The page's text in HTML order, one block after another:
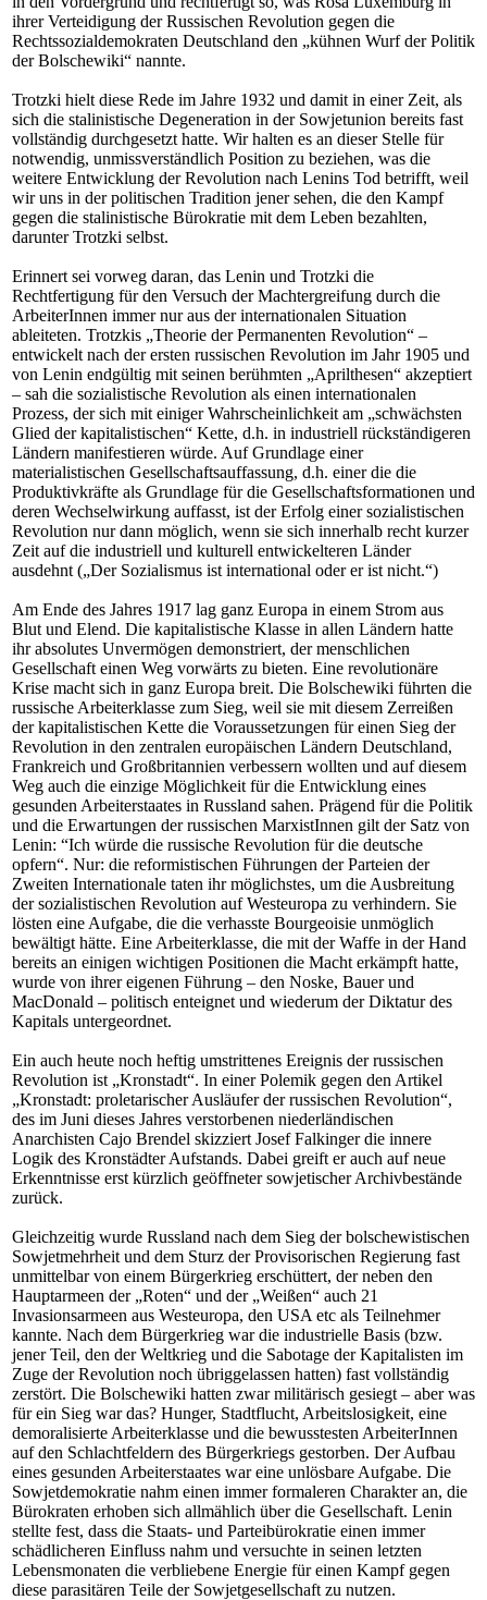
ihrer Verteidigung der Russischen Revolution gegen die
Rechtssozialdemokraten Deutschland den „kühnen Wurf der Politik
der Bolschewiki“ nannte.
Trotzki hielt diese Rede im Jahre 1932 und damit in einer Zeit, als
sich die stalinistische Degeneration in der Sowjetunion bereits fast
vollständig durchgesetzt hatte. Wir halten es an dieser Stelle für
notwendig, unmissverständlich Position zu beziehen, was die
weitere Entwicklung der Revolution nach Lenins Tod betrifft, weil
wir uns in der politischen Tradition jener sehen, die den Kampf
gegen die stalinistische Bürokratie mit dem Leben bezahlten,
darunter Trotzki selbst.
Erinnert sei vorweg daran, das Lenin und Trotzki die
Rechtfertigung für den Versuch der Machtergreifung durch die
ArbeiterInnen immer nur aus der internationalen Situation
ableiteten. Trotzkis „Theorie der Permanenten Revolution“ –
entwickelt nach der ersten russischen Revolution im Jahr 1905 und
von Lenin endgültig mit seinen berühmten „Aprilthesen“ akzeptiert
– sah die sozialistische Revolution als einen internationalen
Prozess, der sich mit einiger Wahrscheinlichkeit am „schwächsten
Glied der kapitalistischen“ Kette, d.h. in industriell rückständigeren
Ländern manifestieren würde. Auf Grundlage einer
materialistischen Gesellschaftsauffassung, d.h. einer die die
Produktivkräfte als Grundlage für die Gesellschaftsformationen und
deren Wechselwirkung auffasst, ist der Erfolg einer sozialistischen
Revolution nur dann möglich, wenn sie sich innerhalb recht kurzer
Zeit auf die industriell und kulturell entwickelteren Länder
ausdehnt („Der Sozialismus ist international oder er ist nicht.“)
Am Ende des Jahres 1917 lag ganz Europa in einem Strom aus
Blut und Elend. Die kapitalistische Klasse in allen Ländern hatte
ihr absolutes Unvermögen demonstriert, der menschlichen
Gesellschaft einen Weg vorwärts zu bieten. Eine revolutionäre
Krise macht sich in ganz Europa breit. Die Bolschewiki führten die
russische Arbeiterklasse zum Sieg, weil sie mit diesem Zerreißen
der kapitalistischen Kette die Voraussetzungen für einen Sieg der
Revolution in den zentralen europäischen Ländern Deutschland,
Frankreich und Großbritannien verbessern wollten und auf diesem
Weg auch die einzige Möglichkeit für die Entwicklung eines
gesunden Arbeiterstaates in Russland sahen. Prägend für die Politik
und die Erwartungen der russischen MarxistInnen gilt der Satz von
Lenin: “Ich würde die russische Revolution für die deutsche
opfern“. Nur: die reformistischen Führungen der Parteien der
Zweiten Internationale taten ihr möglichstes, um die Ausbreitung
der sozialistischen Revolution auf Westeuropa zu verhindern. Sie
lösten eine Aufgabe, die die verhasste Bourgeoisie unmöglich
bewältigt hätte. Eine Arbeiterklasse, die mit der Waffe in der Hand
bereits an einigen wichtigen Positionen die Macht erkämpft hatte,
wurde von ihrer eigenen Führung – den Noske, Bauer und
MacDonald – politisch enteignet und wiederum der Diktatur des
Kapitals untergeordnet.
Ein auch heute noch heftig umstrittenes Ereignis der russischen
Revolution ist „Kronstadt“. In einer Polemik gegen den Artikel
„Kronstadt: proletarischer Ausläufer der russischen Revolution“,
des im Juni dieses Jahres verstorbenen niederländischen
Anarchisten Cajo Brendel skizziert Josef Falkinger die innere
Logik des Kronstädter Aufstands. Dabei greift er auch auf neue
Erkenntnisse erst kürzlich geöffneter sowjetischer Archivbestände
zurück.
Gleichzeitig wurde Russland nach dem Sieg der bolschewistischen
Sowjetmehrheit und dem Sturz der Provisorischen Regierung fast
unmittelbar von einem Bürgerkrieg erschüttert, der neben den
Hauptarmeen der „Roten“ und der „Weißen“ auch 21
Invasionsarmeen aus Westeuropa, den USA etc als Teilnehmer
kannte. Nach dem Bürgerkrieg war die industrielle Basis (bzw.
jener Teil, den der Weltkrieg und die Sabotage der Kapitalisten im
Zuge der Revolution noch übriggelassen hatten) fast vollständig
zerstört. Die Bolschewiki hatten zwar militärisch gesiegt – aber was
für ein Sieg war das? Hunger, Stadtflucht, Arbeitslosigkeit, eine
demoralisierte Arbeiterklasse und die bewusstesten ArbeiterInnen
auf den Schlachtfeldern des Bürgerkriegs gestorben. Der Aufbau
eines gesunden Arbeiterstaates war eine unlösbare Aufgabe. Die
Sowjetdemokratie nahm einen immer formaleren Charakter an, die
Bürokraten erhoben sich allmählich über die Gesellschaft. Lenin
stellte fest, dass die Staats- und Parteibürokratie einen immer
schädlicheren Einfluss nahm und versuchte in seinen letzten
Lebensmonaten die verbliebene Energie für einen Kampf gegen
diese parasitären Teile der Sowjetgesellschaft zu nutzen.